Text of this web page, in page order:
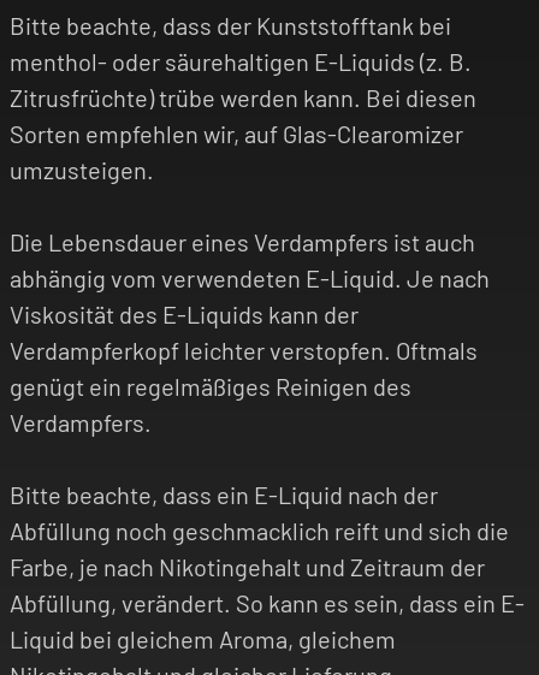
Bitte beachte, dass der Kunststofftank bei
menthol- oder säurehaltigen E-Liquids (z. B.
Zitrusfrüchte) trübe werden kann. Bei diesen
Sorten empfehlen wir, auf Glas-Clearomizer
umzusteigen.
Die Lebensdauer eines Verdampfers ist auch
abhängig vom verwendeten E-Liquid. Je nach
Viskosität des E-Liquids kann der
Verdampferkopf leichter verstopfen. Oftmals
genügt ein regelmäßiges Reinigen des
Verdampfers.
Bitte beachte, dass ein E-Liquid nach der
Abfüllung noch geschmacklich reift und sich die
Farbe, je nach Nikotingehalt und Zeitraum der
Abfüllung, verändert. So kann es sein, dass ein E-
Liquid bei gleichem Aroma, gleichem